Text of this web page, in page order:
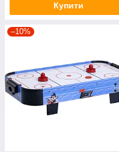
Купити
–10%